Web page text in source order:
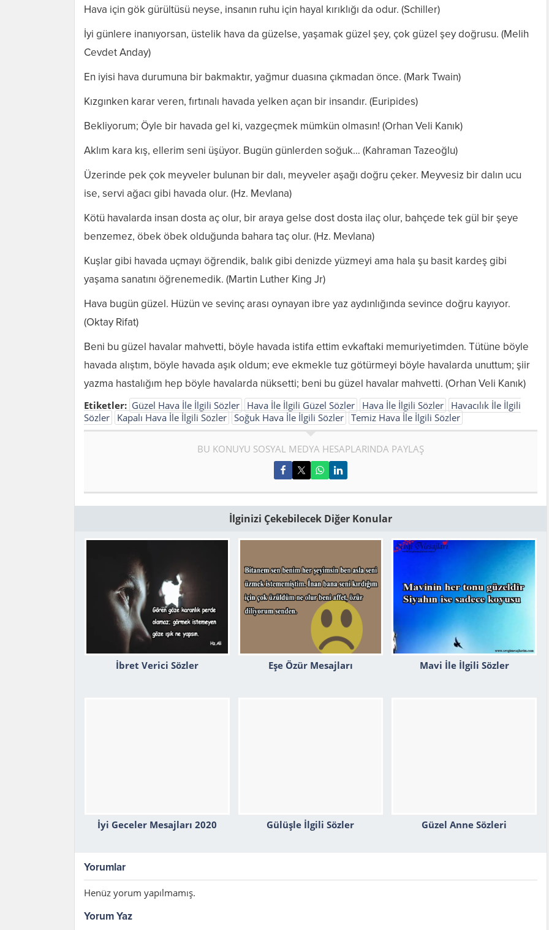
Hava için gök gürültüsü neyse, insanın ruhu için hayal kırıklığı da odur. (Schiller)
İyi günlere inanıyorsan, üstelik hava da güzelse, yaşamak güzel şey, çok güzel şey doğrusu. (Melih
Cevdet Anday)
En iyisi hava durumuna bir bakmaktır, yağmur duasına çıkmadan önce. (Mark Twain)
Kızgınken karar veren, fırtınalı havada yelken açan bir insandır. (Euripides)
Bekliyorum; Öyle bir havada gel ki, vazgeçmek mümkün olmasın! (Orhan Veli Kanık)
Aklım kara kış, ellerim seni üşüyor. Bugün günlerden soğuk… (Kahraman Tazeoğlu)
Üzerinde pek çok meyveler bulunan bir dalı, meyveler aşağı doğru çeker. Meyvesiz bir dalın ucu
ise, servi ağacı gibi havada olur. (Hz. Mevlana)
Kötü havalarda insan dosta aç olur, bir araya gelse dost dosta ilaç olur, bahçede tek gül bir şeye
benzemez, öbek öbek olduğunda bahara taç olur. (Hz. Mevlana)
Kuşlar gibi havada uçmayı öğrendik, balık gibi denizde yüzmeyi ama hala şu basit kardeş gibi
yaşama sanatını öğrenemedik. (Martin Luther King Jr)
Hava bugün güzel. Hüzün ve sevinç arası oynayan ibre yaz aydınlığında sevince doğru kayıyor.
(Oktay Rifat)
Beni bu güzel havalar mahvetti, böyle havada istifa ettim evkaftaki memuriyetimden. Tütüne böyle
havada alıştım, böyle havada aşık oldum; eve ekmekle tuz götürmeyi böyle havalarda unuttum; şiir
yazma hastalığım hep böyle havalarda nüksetti; beni bu güzel havalar mahvetti. (Orhan Veli Kanık)
Etiketler: Güzel Hava İle İlgili Sözler Hava İle İlgili Güzel Sözler Hava İle İlgili Sözler
Havacılık İle İlgili
Sözler
Kapalı Hava İle İlgili Sözler Soğuk Hava İle İlgili Sözler Temiz Hava İle İlgili Sözler
BU KONUYU SOSYAL MEDYA HESAPLARINDA PAYLAŞ
İlginizi Çekebilecek Diğer Konular
İbret Verici Sözler Eşe Özür Mesajları Mavi İle İlgili Sözler
İyi Geceler Mesajları 2020 Gülüşle İlgili Sözler Güzel Anne Sözleri
Yorumlar
Henüz yorum yapılmamış.
Yorum Yaz